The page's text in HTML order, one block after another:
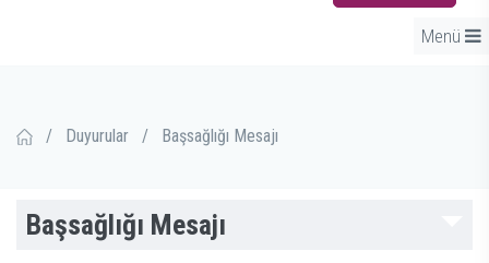
Menü
/ Duyurular / Başsağlığı Mesajı
Başsağlığı Mesajı